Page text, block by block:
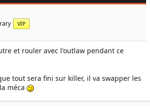
VIP
et rouler avec l'outlaw pendant ce
tout sera fini sur killer, il va swapper les
méca